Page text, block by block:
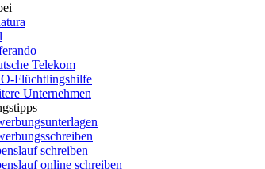
Telekom
Flüchtlingshilfe
Unternehmen
schreiben
online schreiben